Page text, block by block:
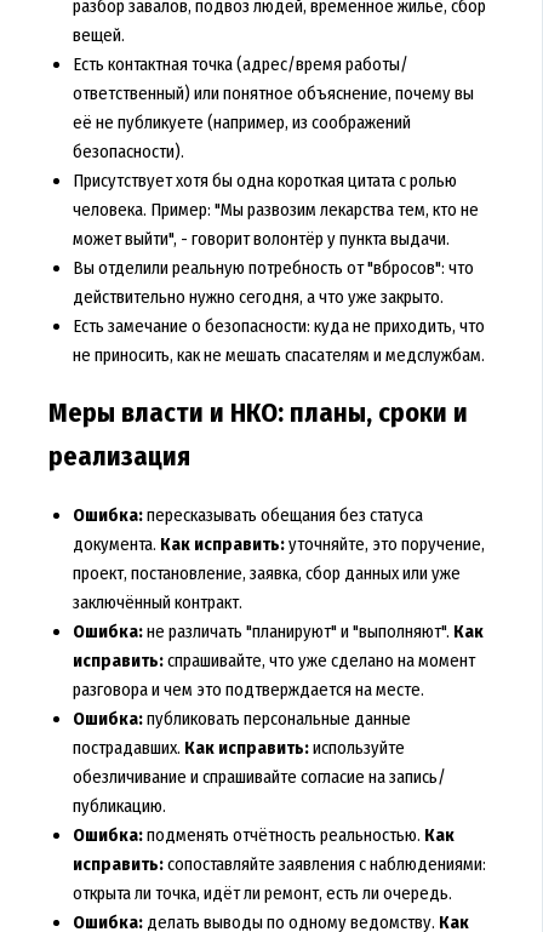
разбор завалов, подвоз людей, временное жильё, сбор
вещей.
Есть контактная точка (адрес/время работы/
ответственный) или понятное объяснение, почему вы
её не публикуете (например, из соображений
безопасности).
Присутствует хотя бы одна короткая цитата с ролью
человека. Пример: "Мы развозим лекарства тем, кто не
может выйти", - говорит волонтёр у пункта выдачи.
Вы отделили реальную потребность от "вбросов": что
действительно нужно сегодня, а что уже закрыто.
Есть замечание о безопасности: куда не приходить, что
не приносить, как не мешать спасателям и медслужбам.
Меры власти и НКО: планы, сроки и
реализация
Ошибка:пересказывать обещания без статуса
документа. Как исправить:уточняйте, это поручение,
проект, постановление, заявка, сбор данных или уже
заключённый контракт.
Ошибка:не различать "планируют" и "выполняют". Как
исправить:спрашивайте, что уже сделано на момент
разговора и чем это подтверждается на месте.
Ошибка:публиковать персональные данные
пострадавших. Как исправить:используйте
обезличивание и спрашивайте согласие на запись/
публикацию.
Ошибка:подменять отчётность реальностью. Как
исправить:сопоставляйте заявления с наблюдениями:
открыта ли точка, идёт ли ремонт, есть ли очередь.
Ошибка:делать выводы по одному ведомству. Как